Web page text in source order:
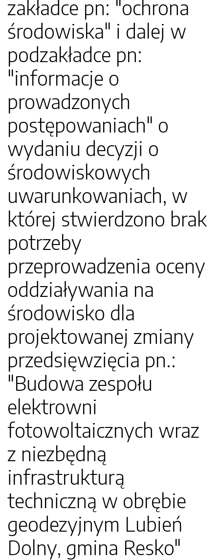
zakładce pn: "ochrona
środowiska" i dalej w
podzakładce pn:
"informacje o
prowadzonych
postępowaniach" o
wydaniu decyzji o
środowiskowych
uwarunkowaniach, w
której stwierdzono brak
potrzeby
przeprowadzenia oceny
oddziaływania na
środowisko dla
projektowanej zmiany
przedsięwzięcia pn.:
"Budowa zespołu
elektrowni
fotowoltaicznych wraz
z niezbędną
infrastrukturą
techniczną w obrębie
geodezyjnym Lubień
Dolny, gmina Resko"